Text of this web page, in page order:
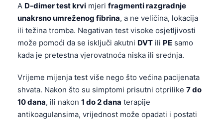
A D-dimer test krvi mjeri fragmenti razgradnje
unakrsno umreženog fibrina, a ne veličina, lokacija
ili težina tromba. Negativan test visoke osjetljivosti
može pomoći da se isključi akutni DVT ili PE samo
kada je pretestna vjerovatnoća niska ili srednja.
Vrijeme mijenja test više nego što većina pacijenata
shvata. Nakon što su simptomi prisutni otprilike 7 do
10 dana, ili nakon 1 do 2 dana terapije
antikoagulansima, vrijednost može opadati i postati